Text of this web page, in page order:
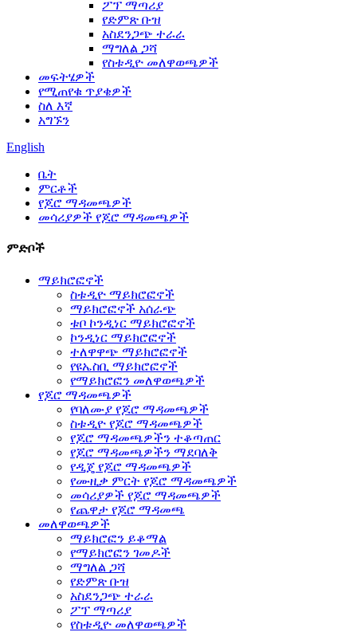
ፖፕ ማጣሪያ
የድምጽ ቡዝ
አስደንጋጭ ተራራ
ማግለል ጋሻ
የስቱዲዮ መለዋወጫዎች
መፍትሄዎች
የሚጠየቁ ጥያቄዎች
ስለ እኛ
አግኙን
English
ቤት
ምርቶች
የጆሮ ማዳመጫዎች
መሳሪያዎች የጆሮ ማዳመጫዎች
ምድቦች
ማይክሮፎኖች
ስቱዲዮ ማይክሮፎኖች
ማይክሮፎኖች አሰራጭ
ቱቦ ኮንዲነር ማይክሮፎኖች
ኮንዲነር ማይክሮፎኖች
ተለዋዋጭ ማይክሮፎኖች
የዩኤስቢ ማይክሮፎኖች
የማይክሮፎን መለዋወጫዎች
የጆሮ ማዳመጫዎች
የባለሙያ የጆሮ ማዳመጫዎች
ስቱዲዮ የጆሮ ማዳመጫዎች
የጆሮ ማዳመጫዎችን ተቆጣጠር
የጆሮ ማዳመጫዎችን ማደባለቅ
የዲጄ የጆሮ ማዳመጫዎች
የሙዚቃ ምርት የጆሮ ማዳመጫዎች
መሳሪያዎች የጆሮ ማዳመጫዎች
የጨዋታ የጆሮ ማዳመጫ
መለዋወጫዎች
ማይክሮፎን ይቆማል
የማይክሮፎን ገመዶች
ማግለል ጋሻ
የድምጽ ቡዝ
አስደንጋጭ ተራራ
ፖፕ ማጣሪያ
የስቱዲዮ መለዋወጫዎች